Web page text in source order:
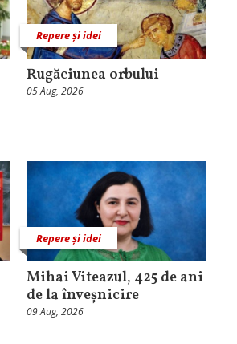
Repere și idei
Rugăciunea orbului
05 Aug, 2026
Repere și idei
Mihai Viteazul, 425 de ani
de la înveșnicire
09 Aug, 2026